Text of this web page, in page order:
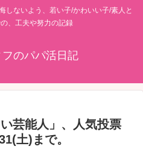
しないよう、若い子/かわいい子/素人と
、工夫や努力の記録
のパパ活日記
芸能人」、人気投票
土)まで。